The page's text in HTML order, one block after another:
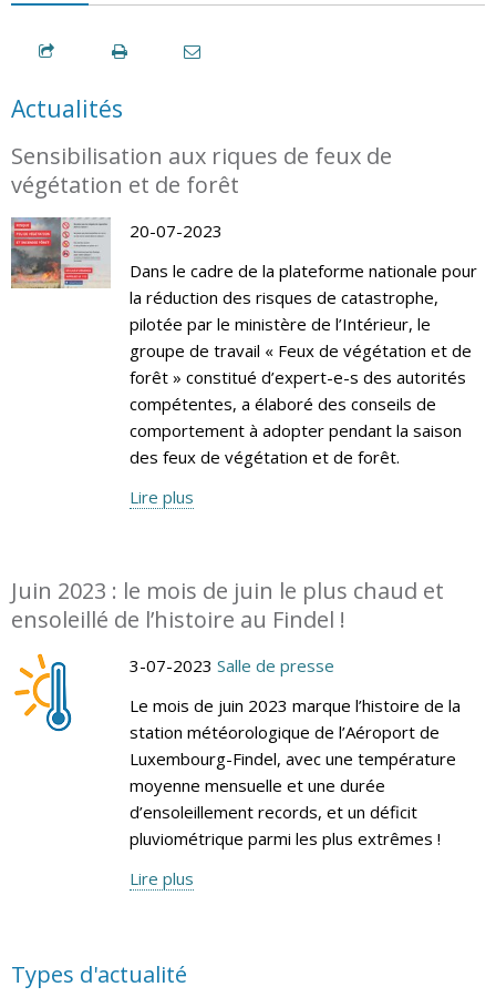
Actualités
Sensibilisation aux riques de feux de
végétation et de forêt
20-07-2023
Dans le cadre de la plateforme nationale pour
la réduction des risques de catastrophe,
pilotée par le ministère de l’Intérieur, le
groupe de travail « Feux de végétation et de
forêt » constitué d’expert-e-s des autorités
compétentes, a élaboré des conseils de
comportement à adopter pendant la saison
des feux de végétation et de forêt.
Lire plus
Juin 2023 : le mois de juin le plus chaud et
ensoleillé de l’histoire au Findel !
3-07-2023 Salle de presse
Le mois de juin 2023 marque l’histoire de la
station météorologique de l’Aéroport de
Luxembourg-Findel, avec une température
moyenne mensuelle et une durée
d’ensoleillement records, et un déficit
pluviométrique parmi les plus extrêmes !
Lire plus
Types d'actualité